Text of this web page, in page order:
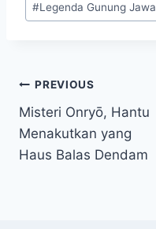
#Legenda Gunung Jawa
Navigasi
pos
PREVIOUS
Misteri Onryō, Hantu
Menakutkan yang
Haus Balas Dendam